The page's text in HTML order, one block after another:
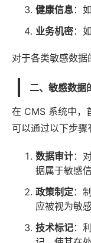
健康信息：
业务机密：
对于各类敏感数据
二、敏感数据
在 CMS 系统中，
可以通过以下步骤
数据审计：
据属于敏感
政策制定：
应被视为敏感
技术标记：